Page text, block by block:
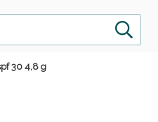
30 4,8 g